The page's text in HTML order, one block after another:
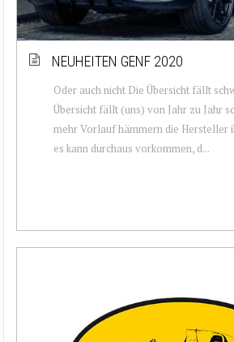
NEUHEITEN GENF 2020
Oder auch nicht Die Übersicht fällt
Übersicht fällt (uns) von Jahr zu Jahr
mehr Vorlauf hämmern die Hersteller
es kann durchaus vorkommen, d...